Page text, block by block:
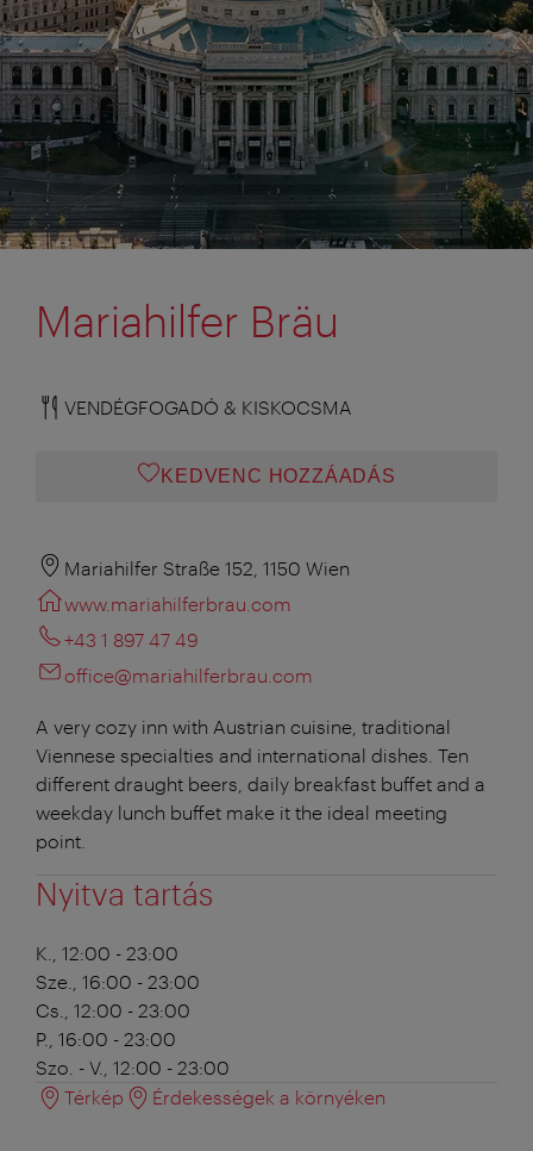
Mariahilfer Bräu
VENDÉGFOGADÓ & KISKOCSMA
KEDVENC HOZZÁADÁS
Mariahilfer Straße 152, 1150 Wien
www.mariahilferbrau.com
+43 1 897 47 49
office@mariahilferbrau.com
A very cozy inn with Austrian cuisine, traditional
Viennese specialties and international dishes. Ten
different draught beers, daily breakfast buffet and a
weekday lunch buffet make it the ideal meeting
point.
Nyitva tartás
K., 12:00 - 23:00
Sze., 16:00 - 23:00
Cs., 12:00 - 23:00
P., 16:00 - 23:00
Szo. - V., 12:00 - 23:00
Térkép
Érdekességek a környéken